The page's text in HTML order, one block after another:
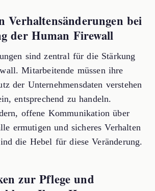
Verhaltensänderungen bei
der Human Firewall
sind zentral für die Stärkung
Mitarbeitende müssen ihre
der Unternehmensdaten verstehen
entsprechend zu handeln.
offene Kommunikation über
ermutigen und sicheres Verhalten
die Hebel für diese Veränderung.
zur Pflege und